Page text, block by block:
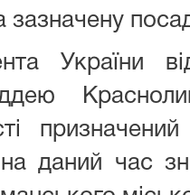
зазначену
України
даний час